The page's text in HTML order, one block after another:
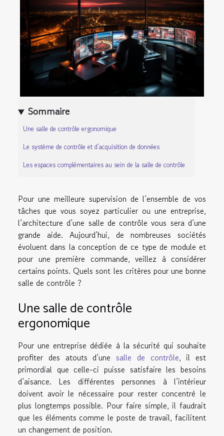
Sommaire
Une salle de contrôle ergonomique
Le système de contrôle et d’acquisition de données
Les espaces complémentaires au sein de la salle de contrôle
Pour une meilleure supervision de l’ensemble de vos
tâches que vous soyez particulier ou une entreprise,
l’architecture d’une salle de contrôle vous sera d’une
grande aide. Aujourd’hui, de nombreuses sociétés
évoluent dans la conception de ce type de module et
pour une première commande, veillez à considérer
certains points. Quels sont les critères pour une bonne
salle de contrôle ?
Une salle de contrôle
ergonomique
Pour une entreprise dédiée à la sécurité qui souhaite
profiter des atouts d’une salle de contrôle, il est
primordial que celle-ci puisse satisfaire les besoins
d’aisance. Les différentes personnes à l’intérieur
doivent avoir le nécessaire pour rester concentré le
plus longtemps possible. Pour faire simple, il faudrait
que les éléments comme le poste de travail, facilitent
un changement de position.